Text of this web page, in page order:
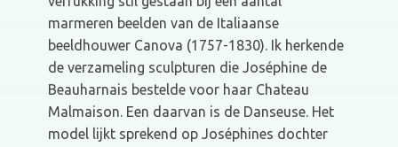
marmeren beelden van de Italiaanse
beeldhouwer Canova (1757-1830). Ik herkende
de verzameling sculpturen die Joséphine de
Beauharnais bestelde voor haar Chateau
Malmaison. Een daarvan is de Danseuse. Het
model lijkt sprekend op Joséphines dochter